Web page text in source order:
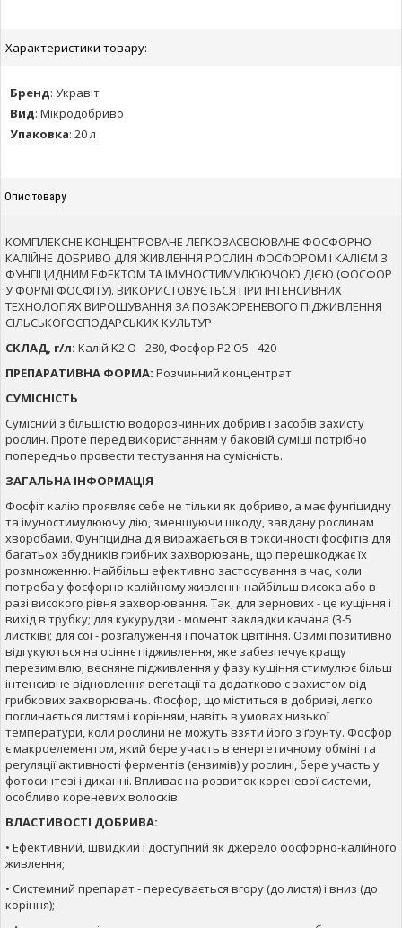
Характеристики товару:
Бренд: Укравіт
Вид: Мікродобриво
Упаковка: 20 л
Опис товару
КОМПЛЕКСНЕ КОНЦЕНТРОВАНЕ ЛЕГКОЗАСВОЮВАНЕ ФОСФОРНО-
КАЛІЙНЕ ДОБРИВО ДЛЯ ЖИВЛЕННЯ РОСЛИН ФОСФОРОМ І КАЛІЄМ З
ФУНГІЦИДНИМ ЕФЕКТОМ ТА ІМУНОСТИМУЛЮЮЧОЮ ДІЄЮ (ФОСФОР
У ФОРМІ ФОСФІТУ). ВИКОРИСТОВУЄТЬСЯ ПРИ ІНТЕНСИВНИХ
ТЕХНОЛОГІЯХ ВИРОЩУВАННЯ ЗА ПОЗАКОРЕНЕВОГО ПІДЖИВЛЕННЯ
СІЛЬСЬКОГОСПОДАРСЬКИХ КУЛЬТУР
СКЛАД, г/л: Калій K2 O - 280, Фосфор Р2 О5 - 420
ПРЕПАРАТИВНА ФОРМА: Розчинний концентрат
СУМІСНІСТЬ
Сумісний з більшістю водорозчинних добрив і засобів захисту
рослин. Проте перед використанням у баковій суміші потрібно
попередньо провести тестування на сумісність.
ЗАГАЛЬНА ІНФОРМАЦІЯ
Фосфіт калію проявляє себе не тільки як добриво, а має фунгіцидну
та імуностимулюючу дію, зменшуючи шкоду, завдану рослинам
хворобами. Фунгіцидна дія виражається в токсичності фосфітів для
багатьох збудників грибних захворювань, що перешкоджає їх
розмноженню. Найбільш ефективно застосування в час, коли
потреба у фосфорно-калійному живленні найбільш висока або в
разі високого рівня захворювання. Так, для зернових - це кущіння і
вихід в трубку; для кукурудзи - момент закладки качана (3-5
листків); для сої - розгалуження і початок цвітіння. Озимі позитивно
відгукуються на осіннє підживлення, яке забезпечує кращу
перезимівлю; весняне підживлення у фазу кущіння стимулює більш
інтенсивне відновлення вегетації та додатково є захистом від
грибкових захворювань. Фосфор, що міститься в добриві, легко
поглинається листям і корінням, навіть в умовах низької
температури, коли рослини не можуть взяти його з ґрунту. Фосфор
є макроелементом, який бере участь в енергетичному обміні та
регуляції активності ферментів (ензимів) у рослині, бере участь у
фотосинтезі і диханні. Впливає на розвиток кореневої системи,
особливо кореневих волосків.
ВЛАСТИВОСТІ ДОБРИВА:
• Ефективний, швидкий і доступний як джерело фосфорно-калійного
живлення;
• Системний препарат - пересувається вгору (до листя) і вниз (до
коріння);